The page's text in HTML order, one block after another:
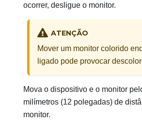
ocorrer, desligue o monitor.
ATENÇÃO
Mover um monitor colorido
ligado pode provocar
Mova o dispositivo e o monitor
milímetros (12 polegadas) de
monitor.